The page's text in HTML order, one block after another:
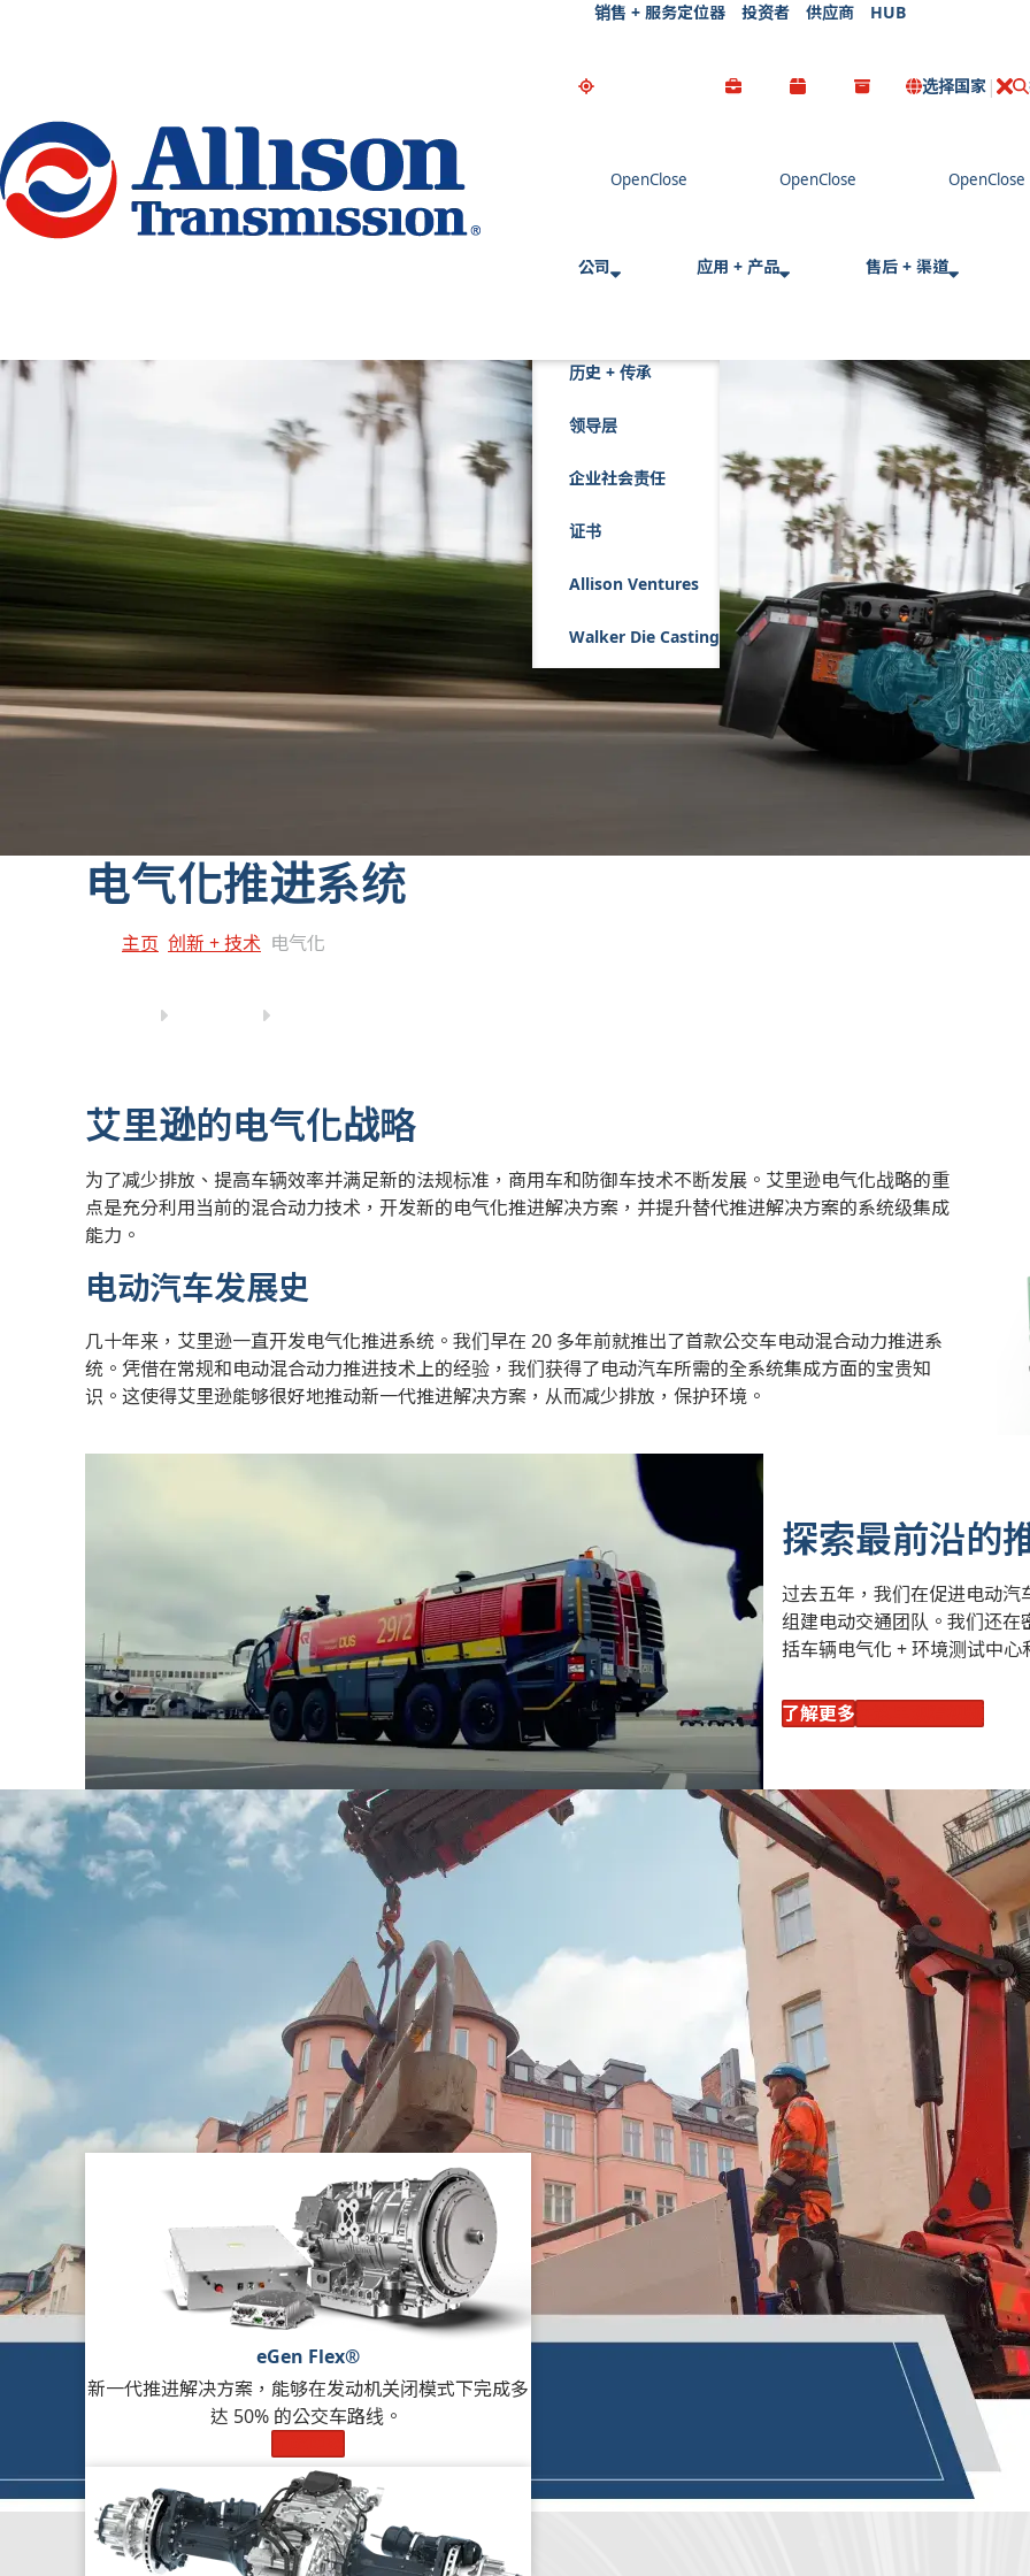
Go Home
销售 + 服务定位器 投资者 供应商 HUB
选择国家
公司
历史 + 传承
领导层
企业社会责任
证书
Allison Ventures
Walker Die Casting
应用 + 产品 售后 + 渠道
电气化推进系统
主页 创新 + 技术 电气化
艾里逊的电气化战略
为了减少排放、提高车辆效率并满足新的法规标准，商用车和防御车技术不断发展。艾里逊电气化战略的重
点是充分利用当前的混合动力技术，开发新的电气化推进解决方案，并提升替代推进解决方案的系统级集成
能力。
电动汽车发展史
几十年来，艾里逊一直开发电气化推进系统。我们早在 20 多年前就推出了首款公交车电动混合动力推进系
统。凭借在常规和电动混合动力推进技术上的经验，我们获得了电动汽车所需的全系统集成方面的宝贵知
识。这使得艾里逊能够很好地推动新一代推进解决方案，从而减少排放，保护环境。
探索最前沿的
过去五年，我们在促进电动
组建电动交通团队。我们还
括车辆电气化 + 环境测试中
了解更多 在这里观看视频
把握电动汽车采用趋势
艾里逊对电动汽车的采用率和市场趋势进行监控，以确保我们在设计推进解决方案
方面处于领先地位，从而满足我们所服务的广泛应用和细分市场的需求。
电动汽车的应用仍处于起步阶段，迄今为止，除中国外，全球采用电动汽车技术的
国家和地区不到 1%。目前的预测表明，到 2028 年，全球电动汽车的采用率将达到
10%。艾里逊认为，在大多数终端市场、应用和地区，电动汽车的全面融合将在很
长一段时间内进行。
电气化产品阵容
艾里逊的电动混合动力和全电驱桥系列旨在满足客户在评估电动汽车性能时的需求。
eGen Flex®
新一代推进解决方案，能够在发动机关闭模式下完成多
达 50% 的公交车路线。